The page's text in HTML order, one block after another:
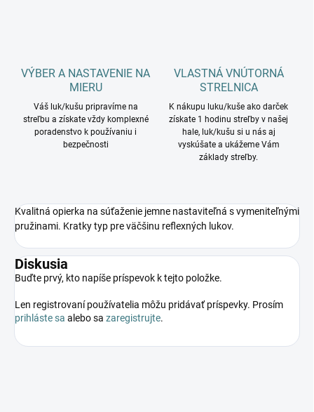
VÝBER A NASTAVENIE NA
MIERU
Váš luk/kušu pripravíme na
streľbu a získate vždy komplexné
poradenstvo k používaniu i
bezpečnosti
VLASTNÁ VNÚTORNÁ
STRELNICA
K nákupu luku/kuše ako darček
získate 1 hodinu streľby v našej
hale, luk/kušu si u nás aj
vyskúšate a ukážeme Vám
základy streľby.
Kvalitná opierka na súťaženie jemne nastaviteľná s vymeniteľnými
pružinami. Kratky typ pre väčšinu reflexných lukov.
Diskusia
Buďte prvý, kto napíše príspevok k tejto položke.
Len registrovaní používatelia môžu pridávať príspevky. Prosím
prihláste sa alebo sa zaregistrujte.